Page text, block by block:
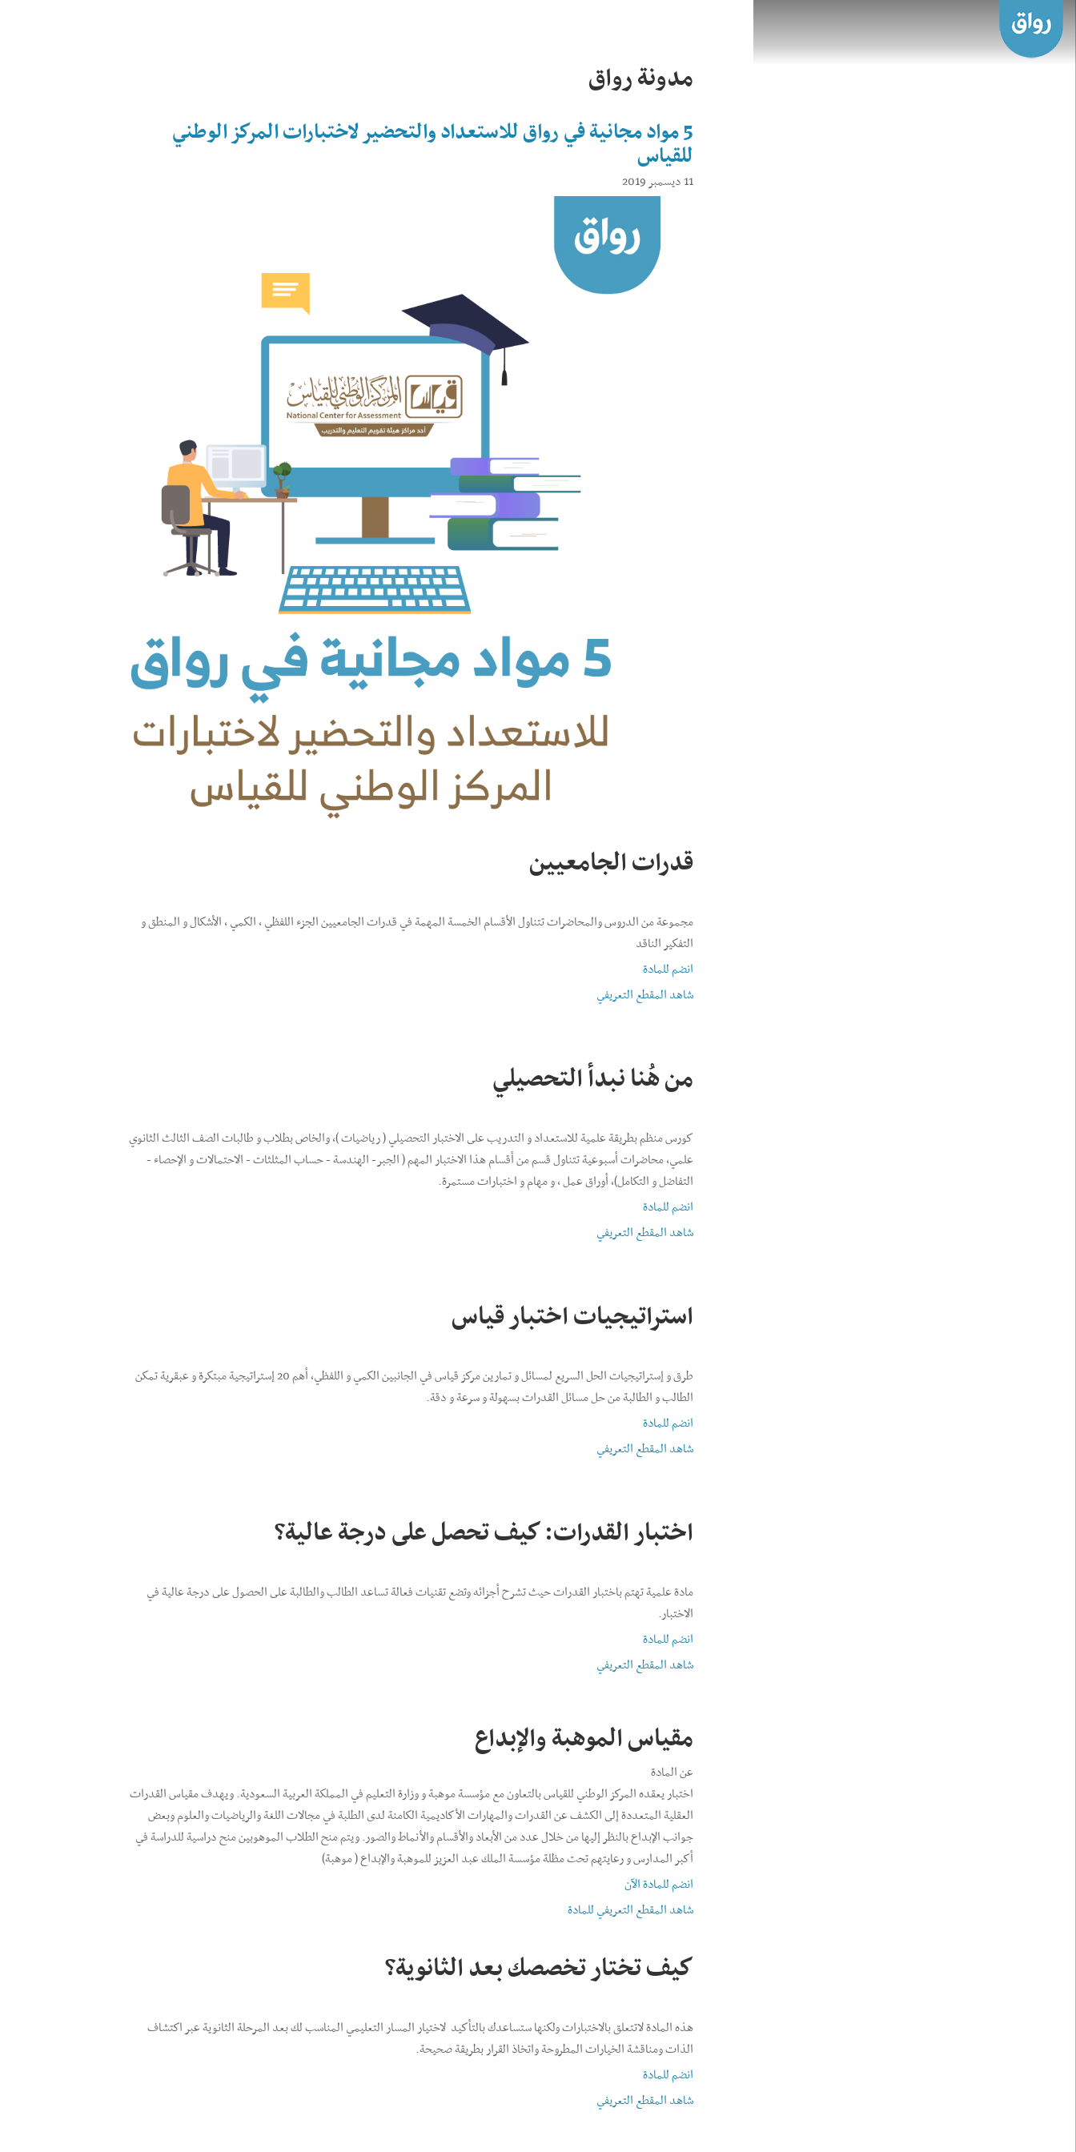
مدونة رواق
5 مواد مجانية في رواق للاستعداد والتحضير لاختبارات المركز الوطني
للقياس
11 ديسمبر 2019
قدرات الجامعيين
مجموعة من الدروس والمحاضرات تتناول الأقسام الخمسة المهمة في قدرات الجامعيين الجزء اللفظي ، الكمي ، الأشكال و المنطق و
التفكير الناقد
انضم للمادة
شاهد المقطع التعريفي
من هُنا نبدأ التحصيلي
كورس منظم بطريقة علمية للاستعداد و التدريب على الاختبار التحصيلي ( رياضيات )، والخاص بطلاب و طالبات الصف الثالث الثانوي
علمي، محاضرات أسبوعية تتناول قسم من أقسام هذا الاختبار المهم ( الجبر- الهندسة - حساب المثلثات - الاحتمالات و الإحصاء -
التفاضل و التكامل)، أوراق عمل ، و مهام و اختبارات مستمرة.
انضم للمادة
شاهد المقطع التعريفي
استراتيجيات اختبار قياس
طرق و إستراتيجيات الحل السريع لمسائل و تمارين مركز قياس في الجانبين الكمي و اللفظي، أهم 20 إستراتيجية مبتكرة و عبقرية تمكن
الطالب و الطالبة من حل مسائل القدرات بسهولة و سرعة و دقة.
انضم للمادة
شاهد المقطع التعريفي
اختبار القدرات: كيف تحصل على درجة عالية؟
مادة علمية تهتم باختبار القدرات حيث تشرح أجزائه وتضع تقنيات فعالة تساعد الطالب والطالبة على الحصول على درجة عالية في
الاختبار.
انضم للمادة
شاهد المقطع التعريفي
مقياس الموهبة والإبداع
عن المادة
اختبار يعقده المركز الوطني للقياس بالتعاون مع مؤسسة موهبة و وزارة التعليم في المملكة العربية السعودية. ويهدف مقياس القدرات
العقلية المتعددة إلى الكشف عن القدرات والمهارات الأكاديمية الكامنة لدى الطلبة في مجالات اللغة والرياضيات والعلوم وبعض
جوانب الإبداع بالنظر إليها من خلال عدد من الأبعاد والأقسام والأنماط والصور. ويتم منح الطلاب الموهوبين منح دراسية للدراسة في
أكبر المدارس و رعايتهم تحت مظلة مؤسسة الملك عبد العزيز للموهبة والإبداع ( موهبة)
انضم للمادة الآن
شاهد المقطع التعريفي للمادة
كيف تختار تخصصك بعد الثانوية؟
هذه المادة لاتتعلق بالاختبارات ولكنها ستساعدك بالتأكيد لاختيار المسار التعليمي المناسب لك بعد المرحلة الثانوية عبر اكتشاف
الذات ومناقشة الخيارات المطروحة واتخاذ القرار بطريقة صحيحة.
انضم للمادة
شاهد المقطع التعريفي